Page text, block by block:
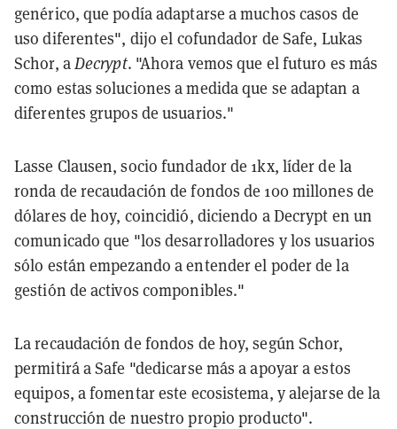
genérico, que podía adaptarse a muchos casos de
uso diferentes", dijo el cofundador de Safe, Lukas
Schor, a Decrypt. "Ahora vemos que el futuro es más
como estas soluciones a medida que se adaptan a
diferentes grupos de usuarios."
Lasse Clausen, socio fundador de 1kx, líder de la
ronda de recaudación de fondos de 100 millones de
dólares de hoy, coincidió, diciendo a Decrypt en un
comunicado que "los desarrolladores y los usuarios
sólo están empezando a entender el poder de la
gestión de activos componibles."
La recaudación de fondos de hoy, según Schor,
permitirá a Safe "dedicarse más a apoyar a estos
equipos, a fomentar este ecosistema, y alejarse de la
construcción de nuestro propio producto".